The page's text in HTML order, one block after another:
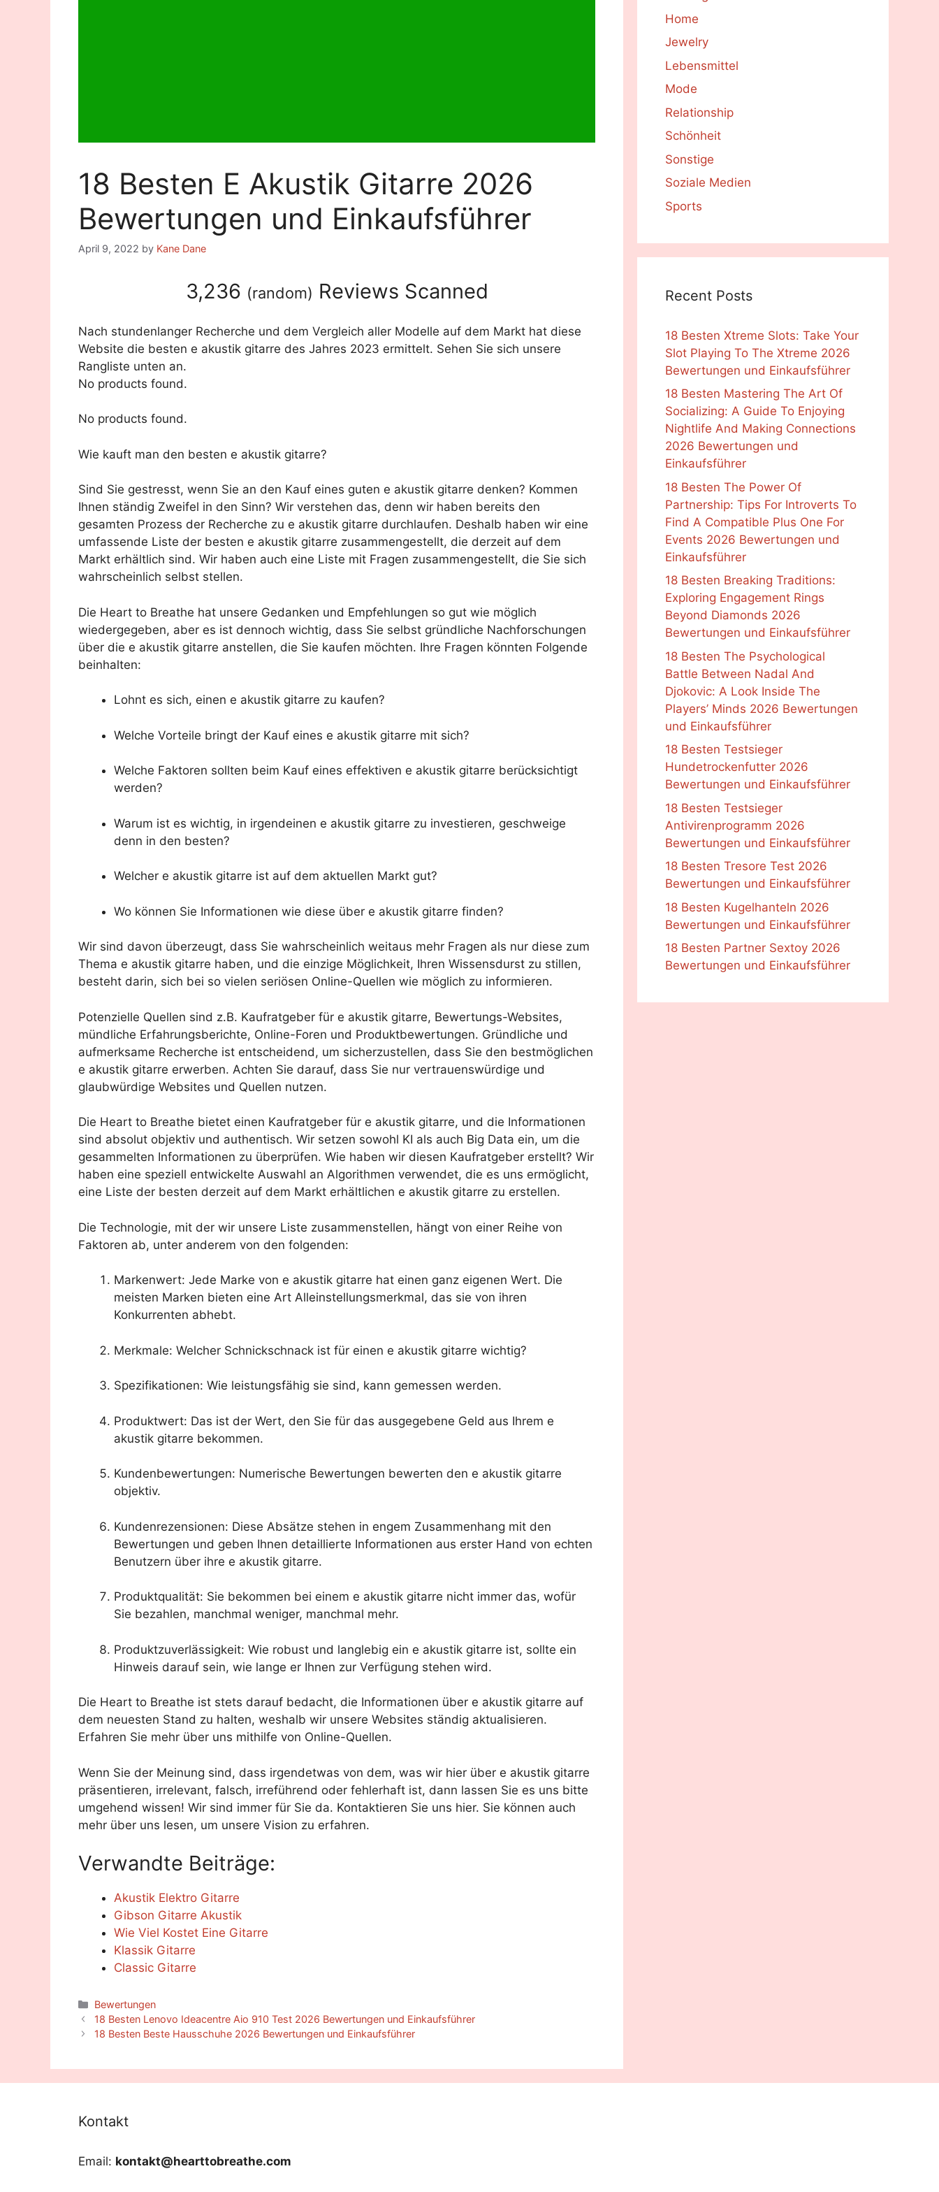
18 Besten E Akustik Gitarre 2026
Bewertungen und Einkaufsführer
April 9, 2022 by Kane Dane
3,236 (random) Reviews Scanned
Nach stundenlanger Recherche und dem Vergleich aller Modelle auf dem Markt hat diese
Website die besten e akustik gitarre des Jahres 2023 ermittelt. Sehen Sie sich unsere
Rangliste unten an.
No products found.
No products found.
Wie kauft man den besten e akustik gitarre?
Sind Sie gestresst, wenn Sie an den Kauf eines guten e akustik gitarre denken? Kommen
Ihnen ständig Zweifel in den Sinn? Wir verstehen das, denn wir haben bereits den
gesamten Prozess der Recherche zu e akustik gitarre durchlaufen. Deshalb haben wir eine
umfassende Liste der besten e akustik gitarre zusammengestellt, die derzeit auf dem
Markt erhältlich sind. Wir haben auch eine Liste mit Fragen zusammengestellt, die Sie sich
wahrscheinlich selbst stellen.
Die Heart to Breathe hat unsere Gedanken und Empfehlungen so gut wie möglich
wiedergegeben, aber es ist dennoch wichtig, dass Sie selbst gründliche Nachforschungen
über die e akustik gitarre anstellen, die Sie kaufen möchten. Ihre Fragen könnten Folgende
beinhalten:
Lohnt es sich, einen e akustik gitarre zu kaufen?
Welche Vorteile bringt der Kauf eines e akustik gitarre mit sich?
Welche Faktoren sollten beim Kauf eines effektiven e akustik gitarre berücksichtigt
werden?
Warum ist es wichtig, in irgendeinen e akustik gitarre zu investieren, geschweige
denn in den besten?
Welcher e akustik gitarre ist auf dem aktuellen Markt gut?
Wo können Sie Informationen wie diese über e akustik gitarre finden?
Wir sind davon überzeugt, dass Sie wahrscheinlich weitaus mehr Fragen als nur diese zum
Thema e akustik gitarre haben, und die einzige Möglichkeit, Ihren Wissensdurst zu stillen,
besteht darin, sich bei so vielen seriösen Online-Quellen wie möglich zu informieren.
Potenzielle Quellen sind z.B. Kaufratgeber für e akustik gitarre, Bewertungs-Websites,
mündliche Erfahrungsberichte, Online-Foren und Produktbewertungen. Gründliche und
aufmerksame Recherche ist entscheidend, um sicherzustellen, dass Sie den bestmöglichen
e akustik gitarre erwerben. Achten Sie darauf, dass Sie nur vertrauenswürdige und
glaubwürdige Websites und Quellen nutzen.
Die Heart to Breathe bietet einen Kaufratgeber für e akustik gitarre, und die Informationen
sind absolut objektiv und authentisch. Wir setzen sowohl KI als auch Big Data ein, um die
gesammelten Informationen zu überprüfen. Wie haben wir diesen Kaufratgeber erstellt? Wir
haben eine speziell entwickelte Auswahl an Algorithmen verwendet, die es uns ermöglicht,
eine Liste der besten derzeit auf dem Markt erhältlichen e akustik gitarre zu erstellen.
Die Technologie, mit der wir unsere Liste zusammenstellen, hängt von einer Reihe von
Faktoren ab, unter anderem von den folgenden:
Markenwert: Jede Marke von e akustik gitarre hat einen ganz eigenen Wert. Die
meisten Marken bieten eine Art Alleinstellungsmerkmal, das sie von ihren
Konkurrenten abhebt.
Merkmale: Welcher Schnickschnack ist für einen e akustik gitarre wichtig?
Spezifikationen: Wie leistungsfähig sie sind, kann gemessen werden.
Produktwert: Das ist der Wert, den Sie für das ausgegebene Geld aus Ihrem e
akustik gitarre bekommen.
Kundenbewertungen: Numerische Bewertungen bewerten den e akustik gitarre
objektiv.
Kundenrezensionen: Diese Absätze stehen in engem Zusammenhang mit den
Bewertungen und geben Ihnen detaillierte Informationen aus erster Hand von echten
Benutzern über ihre e akustik gitarre.
Produktqualität: Sie bekommen bei einem e akustik gitarre nicht immer das, wofür
Sie bezahlen, manchmal weniger, manchmal mehr.
Produktzuverlässigkeit: Wie robust und langlebig ein e akustik gitarre ist, sollte ein
Hinweis darauf sein, wie lange er Ihnen zur Verfügung stehen wird.
Die Heart to Breathe ist stets darauf bedacht, die Informationen über e akustik gitarre auf
dem neuesten Stand zu halten, weshalb wir unsere Websites ständig aktualisieren.
Erfahren Sie mehr über uns mithilfe von Online-Quellen.
Wenn Sie der Meinung sind, dass irgendetwas von dem, was wir hier über e akustik gitarre
präsentieren, irrelevant, falsch, irreführend oder fehlerhaft ist, dann lassen Sie es uns bitte
umgehend wissen! Wir sind immer für Sie da. Kontaktieren Sie uns hier. Sie können auch
mehr über uns lesen, um unsere Vision zu erfahren.
Verwandte Beiträge:
Akustik Elektro Gitarre
Gibson Gitarre Akustik
Wie Viel Kostet Eine Gitarre
Klassik Gitarre
Classic Gitarre
Categories
Bewertungen
18 Besten Lenovo Ideacentre Aio 910 Test 2026 Bewertungen und Einkaufsführer
18 Besten Beste Hausschuhe 2026 Bewertungen und Einkaufsführer
Home
Jewelry
Lebensmittel
Mode
Relationship
Schönheit
Sonstige
Soziale Medien
Sports
Recent Posts
18 Besten Xtreme Slots: Take Your
Slot Playing To The Xtreme 2026
Bewertungen und Einkaufsführer
18 Besten Mastering The Art Of
Socializing: A Guide To Enjoying
Nightlife And Making Connections
2026 Bewertungen und
Einkaufsführer
18 Besten The Power Of
Partnership: Tips For Introverts To
Find A Compatible Plus One For
Events 2026 Bewertungen und
Einkaufsführer
18 Besten Breaking Traditions:
Exploring Engagement Rings
Beyond Diamonds 2026
Bewertungen und Einkaufsführer
18 Besten The Psychological
Battle Between Nadal And
Djokovic: A Look Inside The
Players’ Minds 2026 Bewertungen
und Einkaufsführer
18 Besten Testsieger
Hundetrockenfutter 2026
Bewertungen und Einkaufsführer
18 Besten Testsieger
Antivirenprogramm 2026
Bewertungen und Einkaufsführer
18 Besten Tresore Test 2026
Bewertungen und Einkaufsführer
18 Besten Kugelhanteln 2026
Bewertungen und Einkaufsführer
18 Besten Partner Sextoy 2026
Bewertungen und Einkaufsführer
Kontakt
Email: kontakt@hearttobreathe.com